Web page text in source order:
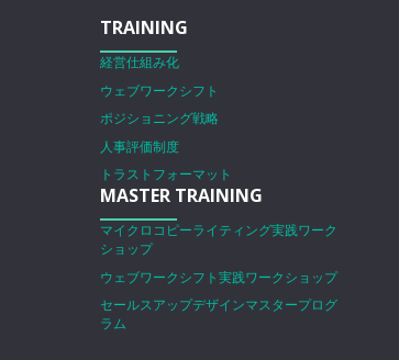
TRAINING
経営仕組み化
ウェブワークシフト
ポジショニング戦略
人事評価制度
トラストフォーマット
MASTER TRAINING
マイクロコピーライティング実践ワーク
ショップ
ウェブワークシフト実践ワークショップ
セールスアップデザインマスタープログ
ラム